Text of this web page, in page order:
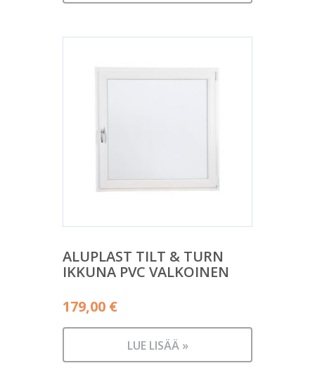
ALUPLAST TILT & TURN
IKKUNA PVC VALKOINEN
179,00 €
LUE LISÄÄ »